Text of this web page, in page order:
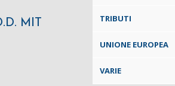
MIT
TRIBUTI
UNIONE EUROPEA
VARIE